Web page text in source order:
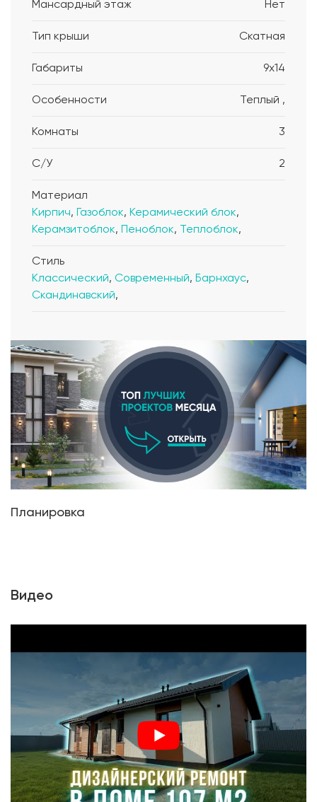
Мансардный этаж Нет
Тип крыши Скатная
Габариты 9x14
Особенности Теплый ,
Комнаты 3
С/У 2
Материал
Кирпич, Газоблок, Керамический блок,
Керамзитоблок, Пеноблок, Теплоблок,
Стиль
Классический, Современный, Барнхаус,
Скандинавский,
Планировка
Видео